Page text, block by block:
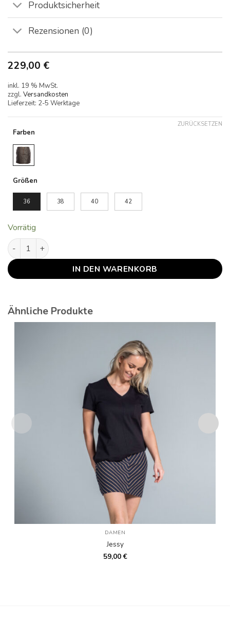
Produktsicherheit
Rezensionen (0)
229,00 €
inkl. 19 % MwSt.
zzgl. Versandkosten
Lieferzeit: 2-5 Werktage
Farben
Größen
36 38 40 42
ZURÜCKSETZEN
Vorrätig
Jenny Menge
IN DEN WARENKORB
Alternative:
Ähnliche Produkte
DAMEN
Jessy
59,00€